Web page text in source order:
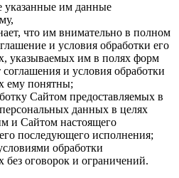
указанные им данные
что им внимательно в полном
и условия обработки его
указываемых им в полях форм
соглашения и условия обработки
ему понятны;
Сайтом предоставляемых в
данных в целях
и Сайтом настоящего
последующего исполнения;
обработки
оговорок и ограничений.